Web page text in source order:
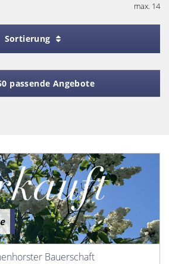
max. 14
Sortierung
passende Angebote
Bauerschaft